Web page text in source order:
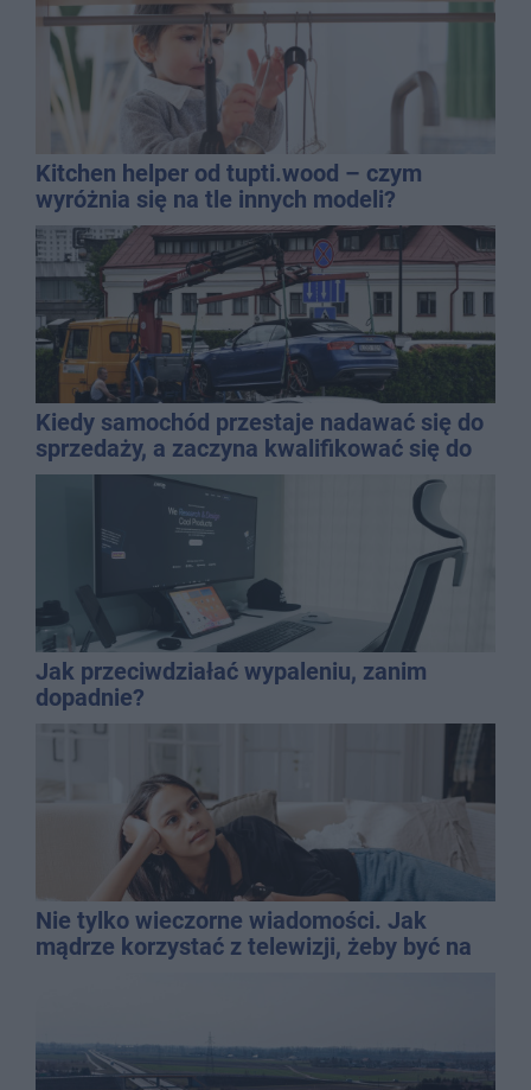
Kitchen helper od tupti.wood – czym
wyróżnia się na tle innych modeli?
Kiedy samochód przestaje nadawać się do
sprzedaży, a zaczyna kwalifikować się do
kasacji?
Jak przeciwdziałać wypaleniu, zanim
dopadnie?
Nie tylko wieczorne wiadomości. Jak
mądrze korzystać z telewizji, żeby być na